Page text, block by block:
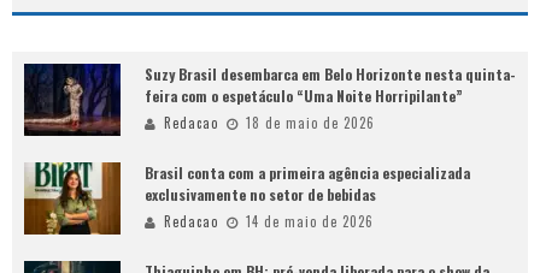
Suzy Brasil desembarca em Belo Horizonte nesta quinta-
feira com o espetáculo “Uma Noite Horripilante”
Redacao 18 de maio de 2026
Brasil conta com a primeira agência especializada
exclusivamente no setor de bebidas
Redacao 14 de maio de 2026